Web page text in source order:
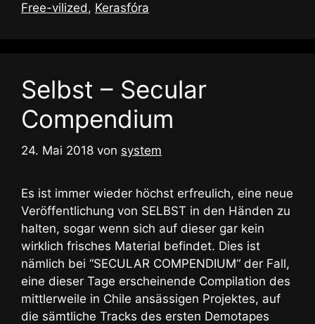
Free-vilized, Kerasfóra
Selbst – Secular
Compendium
24. Mai 2018 von system
Es ist immer wieder höchst erfreulich, eine neue
Veröffentlichung von SELBST in den Händen zu
halten, sogar wenn sich auf dieser gar kein
wirklich frisches Material befindet. Dies ist
nämlich bei “SECULAR COMPENDIUM“ der Fall,
eine dieser Tage erscheinende Compilation des
mittlerweile in Chile ansässigen Projektes, auf
die sämtliche Tracks des ersten Demotapes